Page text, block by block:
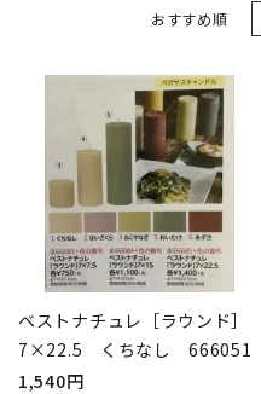
おすすめ順
ベストナチュレ［ラウンド］
7×22.5 くちなし 666051
1,540円